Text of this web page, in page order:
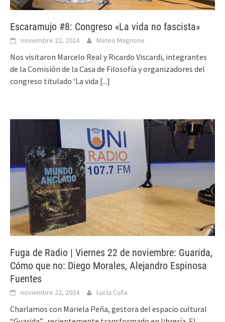
Escaramujo #8: Congreso «La vida no fascista»
noviembre 22, 2024 Mateo Magnone
Nos visitaron Marcelo Real y Ricardo Viscardi, integrantes
de la Comisión de la Casa de Filosofía y organizadores del
congreso titulado ‘La vida [...]
Fuga de Radio | Viernes 22 de noviembre: Guarida,
Cómo que no: Diego Morales, Alejandro Espinosa
Fuentes
noviembre 22, 2024 Lucía Cuña
Charlamos con Mariela Peña, gestora del espacio cultural